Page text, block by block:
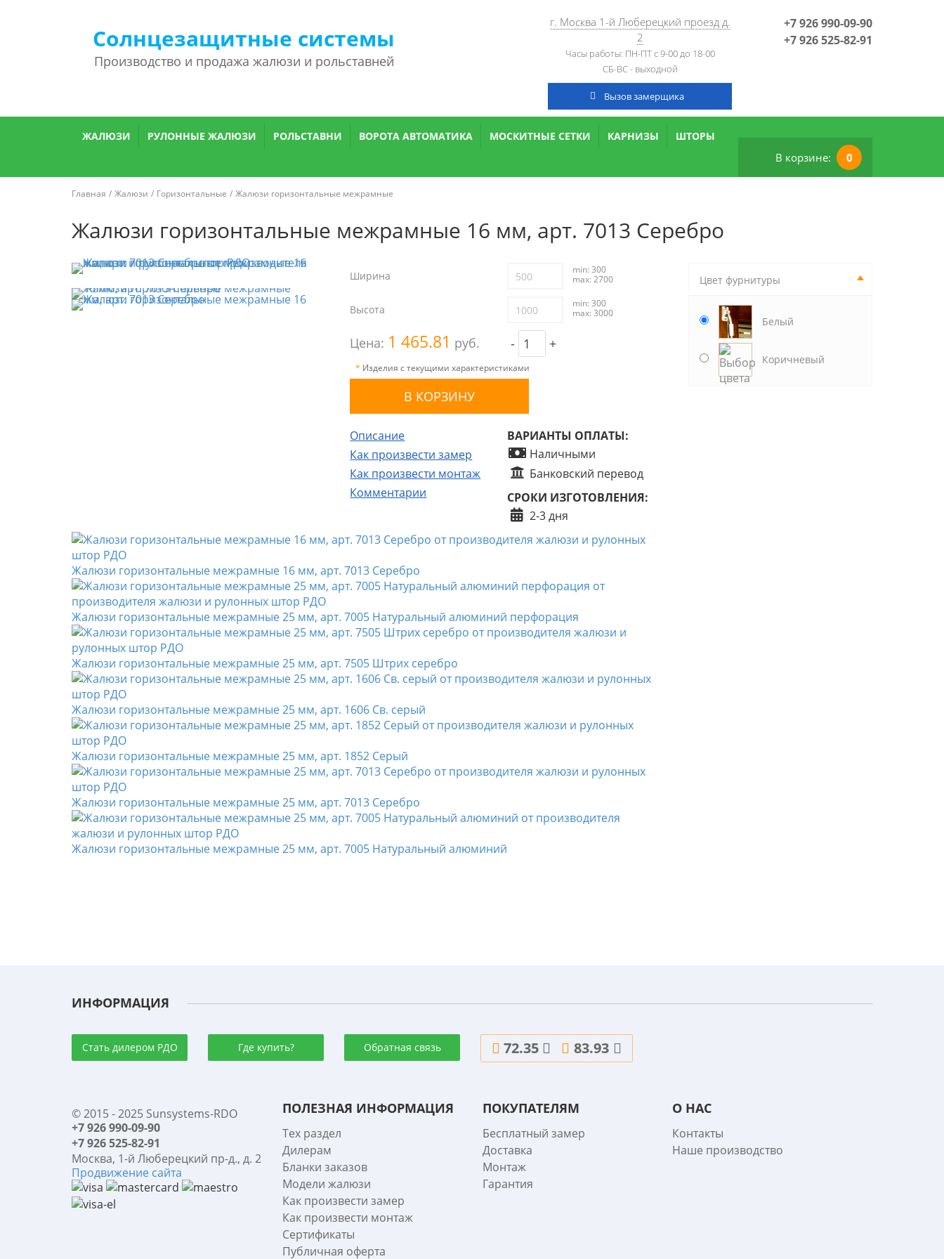
Солнцезащитные системы
Производство и продажа жалюзи и рольставней
г. Москва 1-й Люберецкий проезд д.
2
Часы работы: ПН-ПТ с 9-00 до 18-00
СБ-ВС - выходной
Вызов замерщика
+7 926 990-09-90
+7 926 525-82-91
ЖАЛЮЗИ РУЛОННЫЕ ЖАЛЮЗИ РОЛЬСТАВНИ ВОРОТА АВТОМАТИКА МОСКИТНЫЕ СЕТКИ КАРНИЗЫ ШТОРЫ
В корзине: 0
Главная Жалюзи Горизонтальные Жалюзи горизонтальные межрамные
Жалюзи горизонтальные межрамные 16 мм, арт. 7013 Серебро
Цвет фурнитуры
Белый
Коричневый
Ширина
min: 300
max: 2700
Высота
min: 300
max: 3000
Цена: 1 465.81 руб. - +
* Изделия с текущими характеристиками
Описание
Как произвести замер
Как произвести монтаж
Комментарии
ВАРИАНТЫ ОПЛАТЫ:
Наличными
Банковский перевод
СРОКИ ИЗГОТОВЛЕНИЯ:
2-3 дня
Жалюзи горизонтальные межрамные 16 мм, арт. 7013 Серебро
Жалюзи горизонтальные межрамные 25 мм, арт. 7005 Натуральный алюминий перфорация
Жалюзи горизонтальные межрамные 25 мм, арт. 7505 Штрих серебро
Жалюзи горизонтальные межрамные 25 мм, арт. 1606 Св. серый
Жалюзи горизонтальные межрамные 25 мм, арт. 1852 Серый
Жалюзи горизонтальные межрамные 25 мм, арт. 7013 Серебро
Жалюзи горизонтальные межрамные 25 мм, арт. 7005 Натуральный алюминий
ИНФОРМАЦИЯ
Стать дилером РДО Где купить? Обратная связь 72.35 83.93
© 2015 - 2025 Sunsystems-RDO
+7 926 990-09-90
+7 926 525-82-91
Москва, 1-й Люберецкий пр-д., д. 2
Продвижение сайта
ПОЛЕЗНАЯ ИНФОРМАЦИЯ
Тех раздел
Дилерам
Бланки заказов
Модели жалюзи
Как произвести замер
Как произвести монтаж
Сертификаты
Публичная оферта
ПОКУПАТЕЛЯМ
Бесплатный замер
Доставка
Монтаж
Гарантия
О НАС
Контакты
Наше производство